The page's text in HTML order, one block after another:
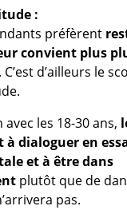
:
préfèrent
convient plus
. C’est d’ailleurs le
les 18-30 ans,
dialoguer en
et à être dans
plutôt que de
pas.